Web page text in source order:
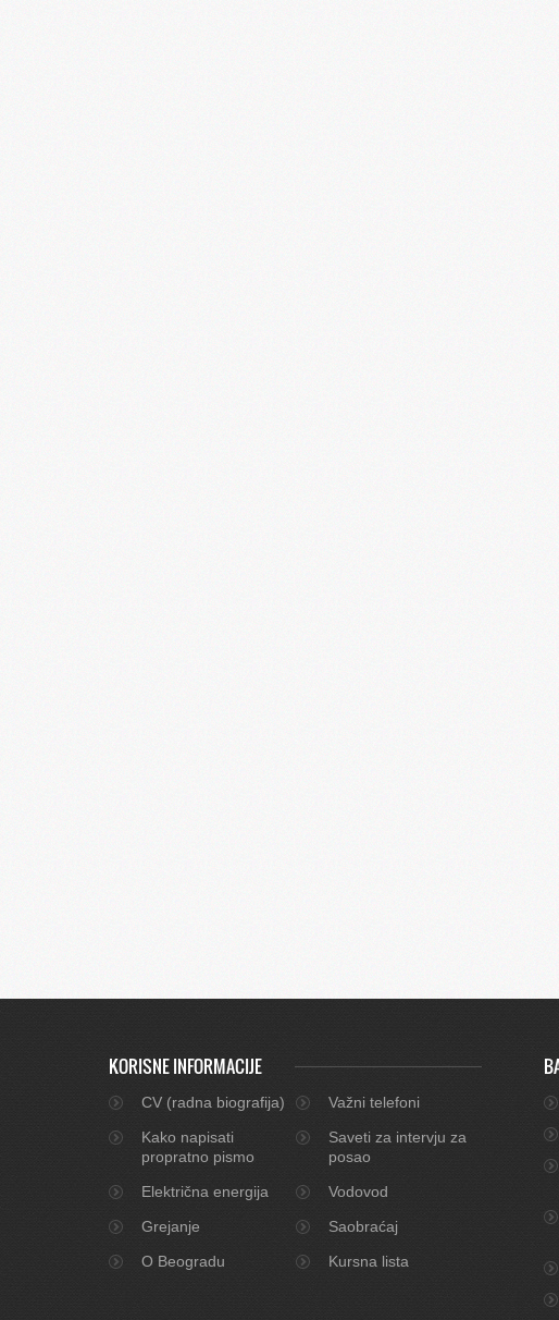
KORISNE INFORMACIJE
CV (radna biografija)
Važni telefoni
Kako napisati
propratno pismo
Saveti za intervju za
posao
Električna energija
Vodovod
Grejanje
Saobraćaj
O Beogradu
Kursna lista